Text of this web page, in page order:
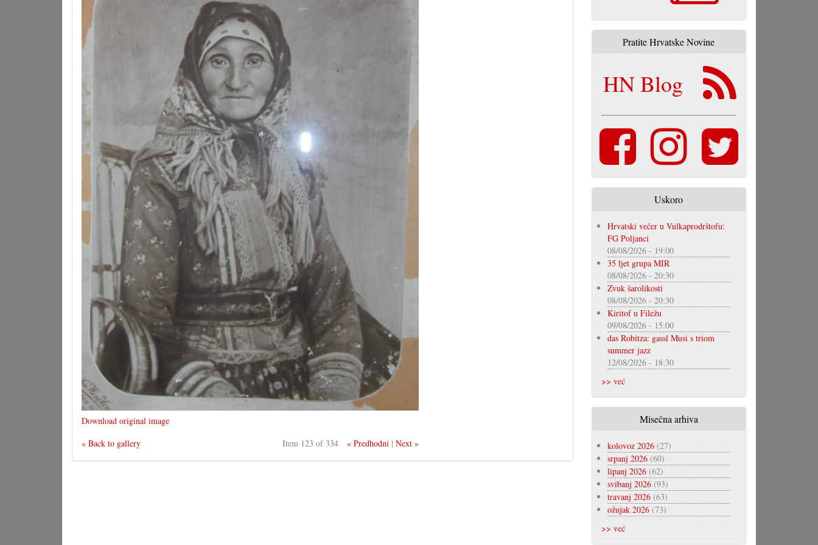
Download original image
« Back to gallery
Item 123 of 334 « Predhodni |Next »
Pratite Hrvatske Novine
HN Blog
Uskoro
Hrvatski večer u Vulkaprodrštofu:
FG Poljanci
08/08/2026 - 19:00
35 ljet grupa MIR
08/08/2026 - 20:30
Zvuk šarolikosti
08/08/2026 - 20:30
Kiritof u Filežu
09/08/2026 - 15:00
das Robitza: gassl Musi s triom
summer jazz
12/08/2026 - 18:30
>> već
Misečna arhiva
kolovoz 2026(27)
srpanj 2026(60)
lipanj 2026(62)
svibanj 2026(93)
travanj 2026(63)
ožujak 2026(73)
>> već